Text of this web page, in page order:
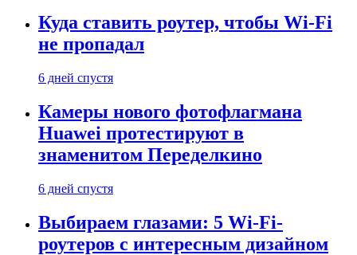
Куда ставить роутер, чтобы Wi-Fi
не пропадал
6 дней спустя
Камеры нового фотофлагмана
Huawei протестируют в
знаменитом Переделкино
6 дней спустя
Выбираем глазами: 5 Wi-Fi-
роутеров с интересным дизайном